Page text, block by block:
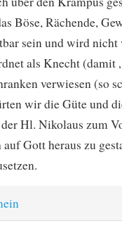
Böse, Rächende,
sein und wird nicht
als Knecht (damit
verwiesen (so
wir die Güte und
Hl. Nikolaus zum
Gott heraus zu